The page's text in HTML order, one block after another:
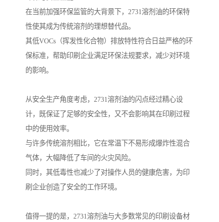
在当前加强环保监管的大背景下，2731溶剂油的环保特
性使其成为传统溶剂的理想替代品。
其低VOCs（挥发性化合物）排放特性符合日益严格的环
保标准，帮助印刷企业满足环保法规要求，减少对环境
的影响。
从安全生产角度考虑，2731溶剂油的闪点经过精心设
计，既保证了足够的安全性，又不会影响其在印刷过程
中的使用效率。
与许多传统溶剂相比，它在常温下不易形成爆炸性混合
气体，大幅降低了车间的火灾风险。
同时，其低毒性也减少了对操作人员的健康危害，为印
刷企业创造了安全的工作环境。
值得一提的是，2731溶剂油与大多数常见的印刷设备材